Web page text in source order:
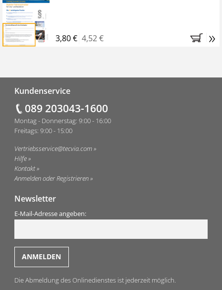
3,80 € 4,52 € »
Kundenservice
089 203043-1600
Montag - Donnerstag: 9:00 - 16:00
Freitags: 9:00 - 15:00
Vertriebsservice@tecvia.com
Hilfe
Kontakt
Anmelden oder Registrieren
Newsletter
E-Mail-Adresse angeben:
Die Abmeldung des Onlinedienstes ist jederzeit möglich.